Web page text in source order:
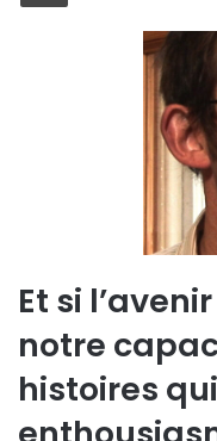
Et si
notre
histoires